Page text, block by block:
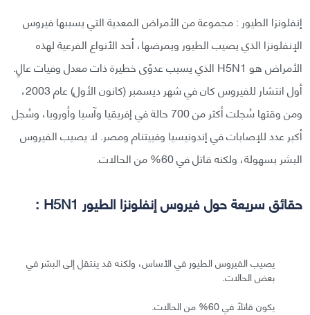
إنفلونزا الطيور : مجموعة من الأمراض المعدية التي يسببها فيروس
الإنفلونزا الذي يصيب الطيور ويمرضها، أحد الأنواع الفرعية لهذه
الأمراض هو H5N1 الذي يسبب عدوًى خطيرة ذات معدل وفيات عالٍ.
أول انتشار للفيروس كان في شهر ديسمبر (كانون الأول) عام 2003،
ومن وقتها سُجلت أكثر من 700 حالة في إفريقيا وآسيا وأوروبا، وسُجل
أكبر عدد للإصابات في إندونيسيا وفييتنام ومصر. لا يصيب الفيروس
البشر بسهولة، ولكنه قاتل في 60% من الحالات.
حقائق سريعة حول فيروس إنفلونزا الطيور H5N1 :
يصيب الفيروس الطيور في الأساس، ولكنه قد ينتقل إلى البشر في
بعض الحالات.
يكون قاتلًا في 60% من الحالات.